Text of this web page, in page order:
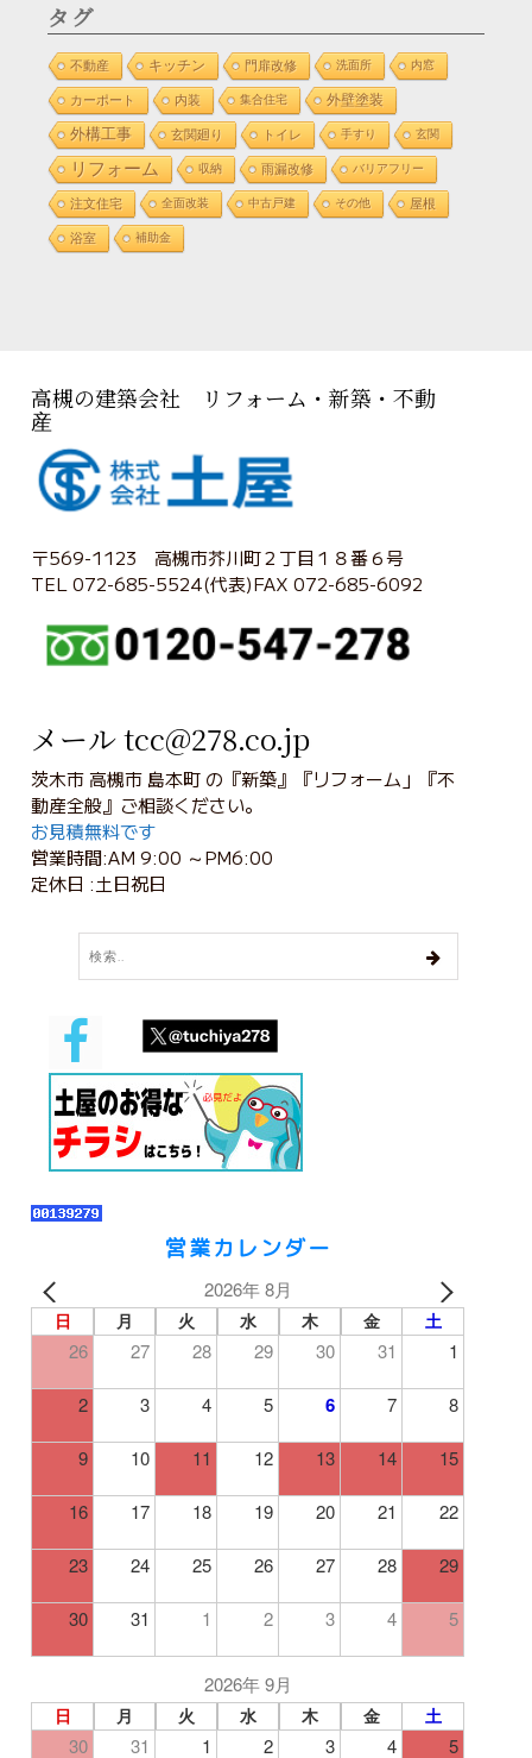
タグ
不動産 キッチン 門扉改修 洗面所 内窓
カーポート 内装 集合住宅 外壁塗装
外構工事 玄関廻り トイレ 手すり 玄関
リフォーム 収納 雨漏改修 バリアフリー
注文住宅 全面改装 中古戸建 その他 屋根
浴室 補助金
高槻の建築会社 リフォーム・新築・不動
産
〒569-1123 高槻市芥川町２丁目１８番６号
TEL 072-685-5524(代表)FAX 072-685-6092
メール tcc@278.co.jp
茨木市 高槻市 島本町 の『新築』『リフォーム」『不
動産全般』ご相談ください。
お見積無料です
営業時間:AM 9:00 ～PM6:00
定休日 :土日祝日
営業カレンダー
2026年 8月
日 月 火 水 木 金 土
26 27 28 29 30 31 1
2 3 4 5 6 7 8
9 10 11 12 13 14 15
16 17 18 19 20 21 22
23 24 25 26 27 28 29
30 31 1 2 3 4 5
2026年 9月
日 月 火 水 木 金 土
30 31 1 2 3 4 5